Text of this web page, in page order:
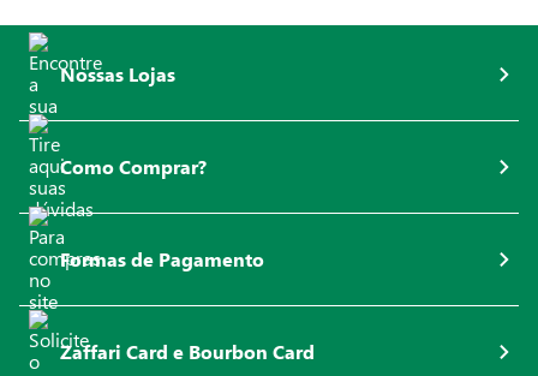
Nossas Lojas
Como Comprar?
Formas de Pagamento
Zaffari Card e Bourbon Card